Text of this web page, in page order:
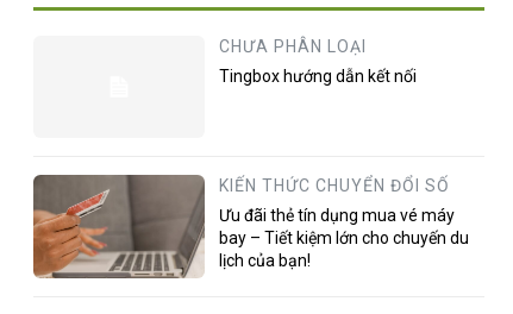
CHƯA PHÂN LOẠI
Tingbox hướng dẫn kết nối
KIẾN THỨC CHUYỂN ĐỔI SỐ
Ưu đãi thẻ tín dụng mua vé máy
bay – Tiết kiệm lớn cho chuyến du
lịch của bạn!